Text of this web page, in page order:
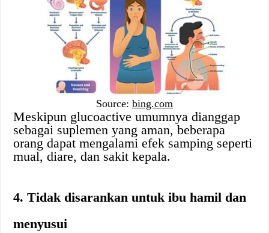
Source: bing.com
Meskipun glucoactive umumnya dianggap
sebagai suplemen yang aman, beberapa
orang dapat mengalami efek samping seperti
mual, diare, dan sakit kepala.
4. Tidak disarankan untuk ibu hamil dan
menyusui